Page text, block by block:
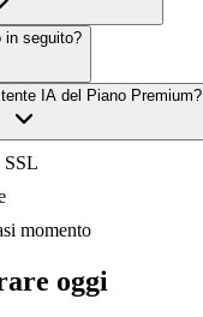
in seguito?
IA del Piano Premium?
SSL
momento
oggi